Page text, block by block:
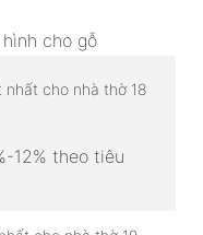
cho gỗ
12% theo tiêu